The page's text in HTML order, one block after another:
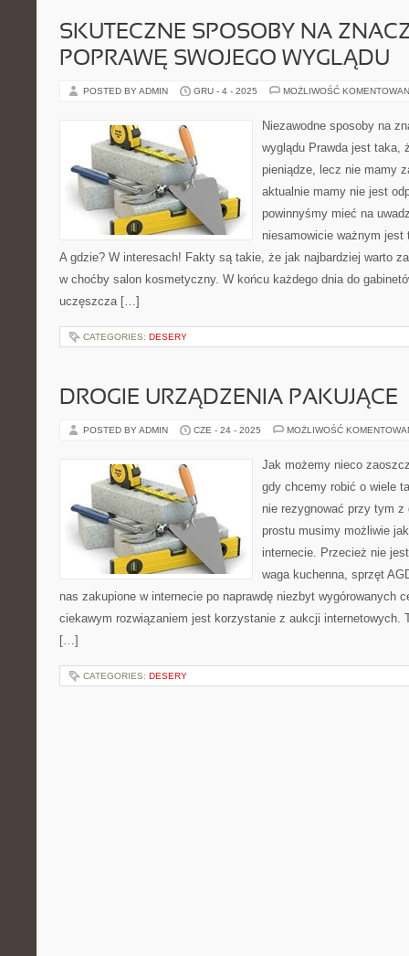
SKUTECZNE SPOSOBY NA
POPRAWĘ SWOJEGO WYGLĄDU
POSTED BY ADMIN GRU - 4 - 2025 MOŻLIWOŚĆ
Niezawodne sposoby na
wyglądu Prawda jest taka,
pieniądze, lecz nie mamy
aktualnie mamy nie jest
powinnyśmy mieć na
niesamowicie ważnym
A gdzie? W interesach! Fakty są takie, że jak najbardziej warto
w choćby salon kosmetyczny. W końcu każdego dnia do
uczęszcza […]
CATEGORIES: DESERY
DROGIE URZĄDZENIA PAKUJĄCE
POSTED BY ADMIN CZE - 24 - 2025 MOŻLIWOŚĆ
Jak możemy nieco
gdy chcemy robić o wiele
nie rezygnować przy tym z
prostu musimy możliwie
internecie. Przecież nie
waga kuchenna, sprzęt
nas zakupione w internecie po naprawdę niezbyt wygórowanych
ciekawym rozwiązaniem jest korzystanie z aukcji internetowych.
[…]
CATEGORIES: DESERY